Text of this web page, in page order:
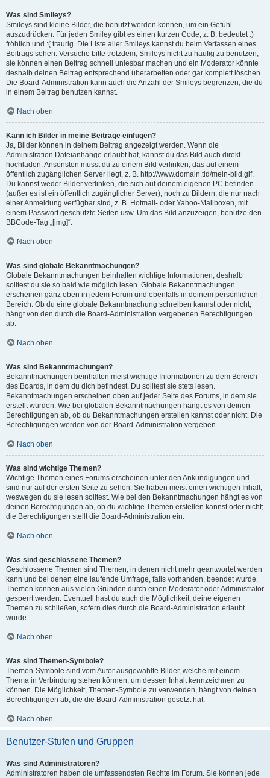
Was sind Smileys?
Smileys sind kleine Bilder, die benutzt werden können, um ein Gefühl
auszudrücken. Für jeden Smiley gibt es einen kurzen Code, z. B. bedeutet :)
fröhlich und :( traurig. Die Liste aller Smileys kannst du beim Verfassen eines
Beitrags sehen. Versuche bitte trotzdem, Smileys nicht zu häufig zu benutzen,
sie können einen Beitrag schnell unlesbar machen und ein Moderator könnte
deshalb deinen Beitrag entsprechend überarbeiten oder gar komplett löschen.
Die Board-Administration kann auch die Anzahl der Smileys begrenzen, die du
in einem Beitrag benutzen kannst.
Nach oben
Kann ich Bilder in meine Beiträge einfügen?
Ja, Bilder können in deinem Beitrag angezeigt werden. Wenn die
Administration Dateianhänge erlaubt hat, kannst du das Bild auch direkt
hochladen. Ansonsten musst du zu einem Bild verlinken, das auf einem
öffentlich zugänglichen Server liegt, z. B. http://www.domain.tld/mein-bild.gif.
Du kannst weder Bilder verlinken, die sich auf deinem eigenen PC befinden
(außer es ist ein öffentlich zugänglicher Server), noch zu Bildern, die nur nach
einer Anmeldung verfügbar sind, z. B. Hotmail- oder Yahoo-Mailboxen, mit
einem Passwort geschützte Seiten usw. Um das Bild anzuzeigen, benutze den
BBCode-Tag „[img]“.
Nach oben
Was sind globale Bekanntmachungen?
Globale Bekanntmachungen beinhalten wichtige Informationen, deshalb
solltest du sie so bald wie möglich lesen. Globale Bekanntmachungen
erscheinen ganz oben in jedem Forum und ebenfalls in deinem persönlichen
Bereich. Ob du eine globale Bekanntmachung schreiben kannst oder nicht,
hängt von den durch die Board-Administration vergebenen Berechtigungen
ab.
Nach oben
Was sind Bekanntmachungen?
Bekanntmachungen beinhalten meist wichtige Informationen zu dem Bereich
des Boards, in dem du dich befindest. Du solltest sie stets lesen.
Bekanntmachungen erscheinen oben auf jeder Seite des Forums, in dem sie
erstellt wurden. Wie bei globalen Bekanntmachungen hängt es von deinen
Berechtigungen ab, ob du Bekanntmachungen erstellen kannst oder nicht. Die
Berechtigungen werden von der Board-Administration vergeben.
Nach oben
Was sind wichtige Themen?
Wichtige Themen eines Forums erscheinen unter den Ankündigungen und
sind nur auf der ersten Seite zu sehen. Sie haben meist einen wichtigen Inhalt,
weswegen du sie lesen solltest. Wie bei den Bekanntmachungen hängt es von
deinen Berechtigungen ab, ob du wichtige Themen erstellen kannst oder nicht;
die Berechtigungen stellt die Board-Administration ein.
Nach oben
Was sind geschlossene Themen?
Geschlossene Themen sind Themen, in denen nicht mehr geantwortet werden
kann und bei denen eine laufende Umfrage, falls vorhanden, beendet wurde.
Themen können aus vielen Gründen durch einen Moderator oder Administrator
gesperrt werden. Eventuell hast du auch die Möglichkeit, deine eigenen
Themen zu schließen, sofern dies durch die Board-Administration erlaubt
wurde.
Nach oben
Was sind Themen-Symbole?
Themen-Symbole sind vom Autor ausgewählte Bilder, welche mit einem
Thema in Verbindung stehen können, um dessen Inhalt kennzeichnen zu
können. Die Möglichkeit, Themen-Symbole zu verwenden, hängt von deinen
Berechtigungen ab, die die Board-Administration gesetzt hat.
Nach oben
Benutzer-Stufen und Gruppen
Was sind Administratoren?
Administratoren haben die umfassendsten Rechte im Forum. Sie können jede